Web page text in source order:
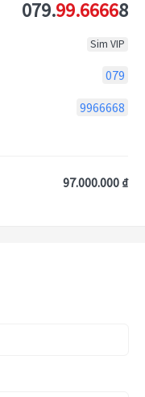
079.99.66668
Sim VIP
079
9966668
97.000.000 ₫